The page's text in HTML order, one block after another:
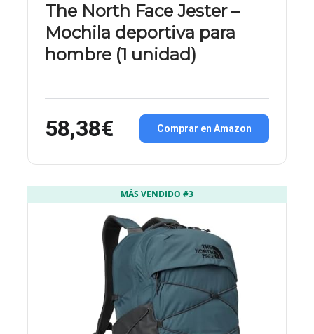
The North Face Jester –
Mochila deportiva para
hombre (1 unidad)
58,38€ Comprar en Amazon
MÁS VENDIDO #3